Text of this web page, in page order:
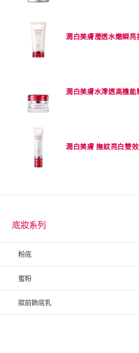
潤白美膚瀅透水嫩瞬亮
潤白美膚水澪透高機
潤白美膚 撫紋亮白雙
底妝系列
粉底
蜜粉
妝前飾底乳